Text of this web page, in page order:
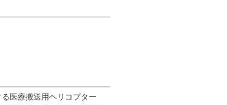
医療搬送用ヘリコプター